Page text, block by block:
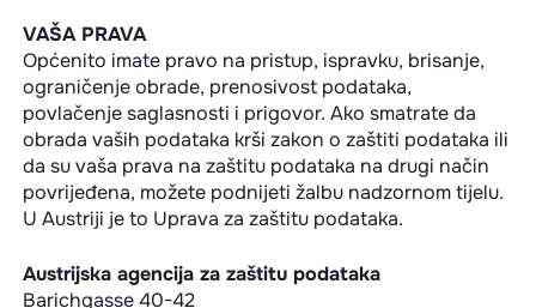
VAŠA PRAVA
Općenito imate pravo na pristup, ispravku, brisanje,
ograničenje obrade, prenosivost podataka,
povlačenje saglasnosti i prigovor. Ako smatrate da
obrada vaših podataka krši zakon o zaštiti podataka ili
da su vaša prava na zaštitu podataka na drugi način
povrijeđena, možete podnijeti žalbu nadzornom tijelu.
U Austriji je to Uprava za zaštitu podataka.
Austrijska agencija za zaštitu podataka
Barichgasse 40-42